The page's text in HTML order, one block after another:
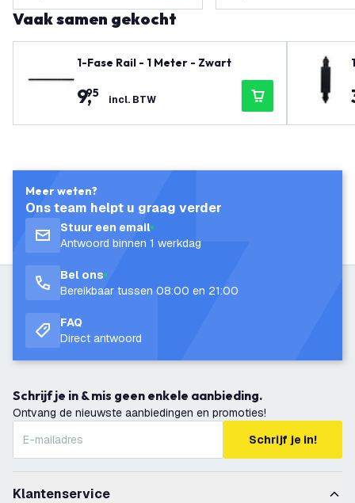
Vaak samen gekocht
1-Fase Rail - 1 Meter - Zwart
9,
95 incl. BTW
Meer weten?
Ons team helpt u graag verder
Stuur een email
Antwoord binnen 1 werkdag
Bel ons
Bereikbaar tussen 08:00 en 21:00
FAQ
Direct antwoord
Schrijf je in & mis geen enkele aanbieding.
Ontvang de nieuwste aanbiedingen en promoties!
Schrijf je in!
Klantenservice